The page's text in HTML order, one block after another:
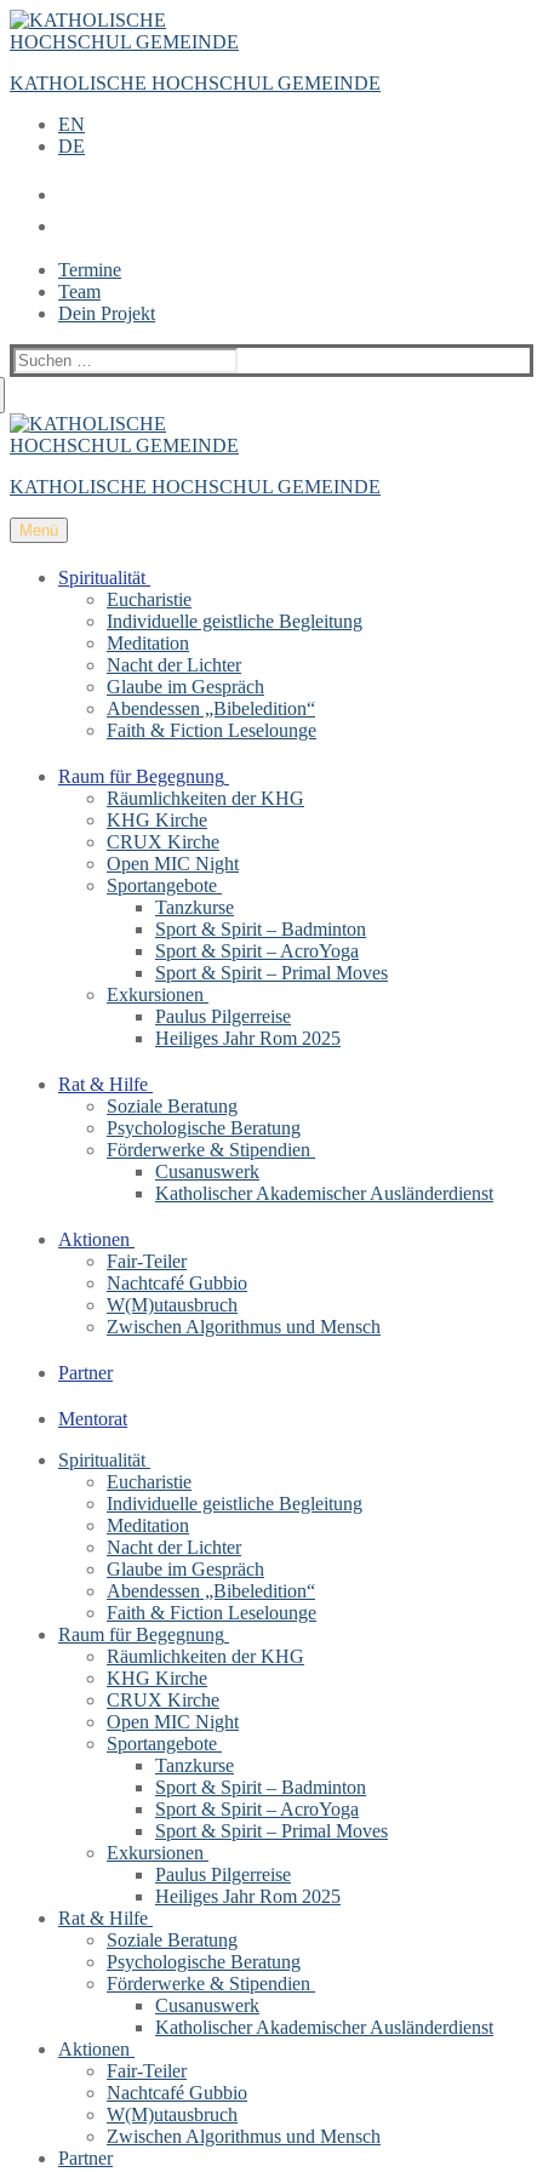
Zum
Inhalt
Menü
Schließen
KATHOLISCHE HOCHSCHUL GEMEINDE
EN
DE
Termine
Team
Dein Projekt
Suchen
nach:
KATHOLISCHE HOCHSCHUL GEMEINDE
Menü
Spiritualität
Eucharistie
Individuelle geistliche Begleitung
Meditation
Nacht der Lichter
Glaube im Gespräch
Abendessen „Bibeledition“
Faith & Fiction Leselounge
Raum für Begegnung
Räumlichkeiten der KHG
KHG Kirche
CRUX Kirche
Open MIC Night
Sportangebote
Tanzkurse
Sport & Spirit – Badminton
Sport & Spirit – AcroYoga
Sport & Spirit – Primal Moves
Exkursionen
Paulus Pilgerreise
Heiliges Jahr Rom 2025
Rat & Hilfe
Soziale Beratung
Psychologische Beratung
Förderwerke & Stipendien
Cusanuswerk
Katholischer Akademischer Ausländerdienst
Aktionen
Fair-Teiler
Nachtcafé Gubbio
W(M)utausbruch
Zwischen Algorithmus und Mensch
Partner
Mentorat
Spiritualität
Eucharistie
Individuelle geistliche Begleitung
Meditation
Nacht der Lichter
Glaube im Gespräch
Abendessen „Bibeledition“
Faith & Fiction Leselounge
Raum für Begegnung
Räumlichkeiten der KHG
KHG Kirche
CRUX Kirche
Open MIC Night
Sportangebote
Tanzkurse
Sport & Spirit – Badminton
Sport & Spirit – AcroYoga
Sport & Spirit – Primal Moves
Exkursionen
Paulus Pilgerreise
Heiliges Jahr Rom 2025
Rat & Hilfe
Soziale Beratung
Psychologische Beratung
Förderwerke & Stipendien
Cusanuswerk
Katholischer Akademischer Ausländerdienst
Aktionen
Fair-Teiler
Nachtcafé Gubbio
W(M)utausbruch
Zwischen Algorithmus und Mensch
Partner